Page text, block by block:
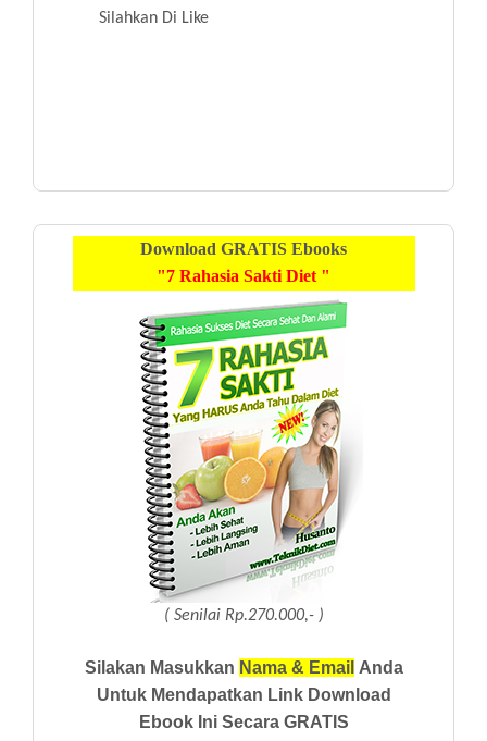
Silahkan Di Like
Download GRATIS Ebooks
"7 Rahasia Sakti Diet "
( Senilai Rp.270.000,- )
Silakan Masukkan Nama & Email Anda
Untuk Mendapatkan Link Download
Ebook Ini Secara GRATIS